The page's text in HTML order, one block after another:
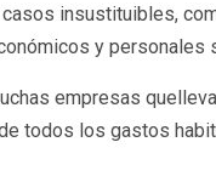
insustituibles,
y personales
empresas
todos los gastos